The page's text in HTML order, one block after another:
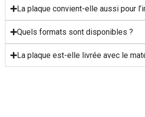
La plaque convient-elle aussi pour
Quels formats sont disponibles ?
La plaque est-elle livrée avec le